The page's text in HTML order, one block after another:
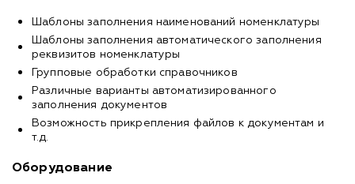
Шаблоны заполнения наименований номенклатуры
Шаблоны заполнения автоматического заполнения
реквизитов номенклатуры
Групповые обработки справочников
Различные варианты автоматизированного
заполнения документов
Возможность прикрепления файлов к документам и
т.д.
Оборудование